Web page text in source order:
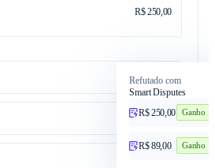
R$ 250,00
Refutado com
Smart Disputes
R$ 250,00
Ganho
R$ 89,00 Ganho